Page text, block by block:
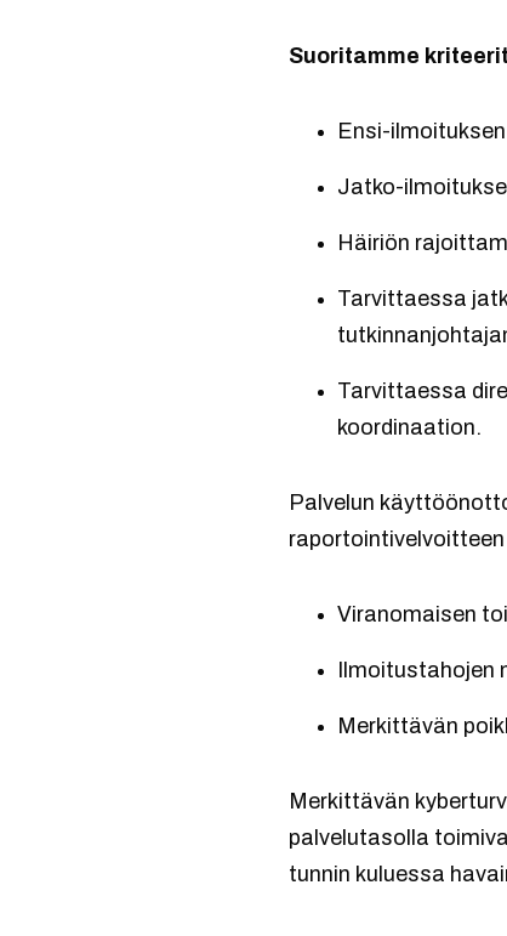
Suoritamme
Ensi-
Jatko-
Häiriön
Tarvittaessa
Tarvittaessa
koordinaation.
Palvelun
Viranomaisen
Merkittävän
Merkittävän
palvelutasolla
tunnin kuluessa